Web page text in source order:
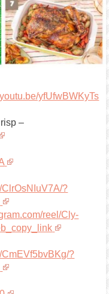
yfUfwBWKyTs
–
ClrOsNIuV7A/?
reel/Cly-
CmEVf5bvBKg/?